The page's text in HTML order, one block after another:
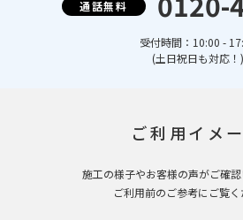
通話無料
受付時間：10:00 -
(土日祝日も対応！)
ご利用イメ
施工の様子やお客様の声がご確認
ご利用前のご参考にご覧く